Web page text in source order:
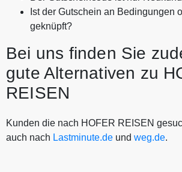
Ist der Gutschein an Bedingungen
geknüpft?
Bei uns finden Sie
gute Alternativen zu
REISEN
Kunden die nach HOFER REISEN
auch nach Lastminute.de und weg.de.